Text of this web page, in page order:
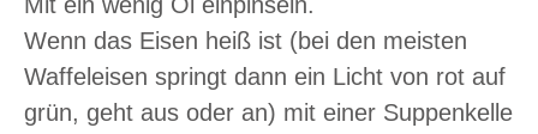
Wenn das Eisen heiß ist (bei den meisten
Waffeleisen springt dann ein Licht von rot auf
grün, geht aus oder an) mit einer Suppenkelle